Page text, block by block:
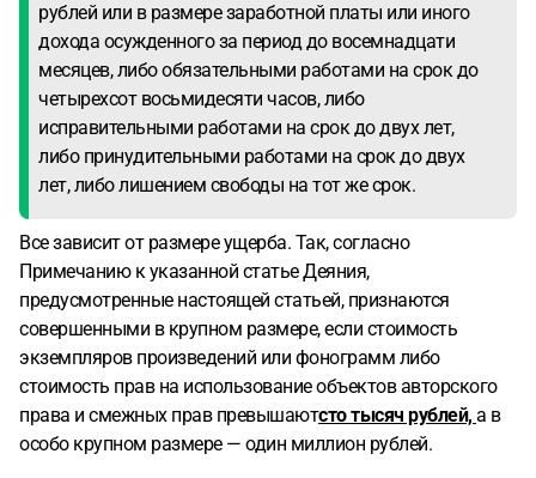
рублей или в размере заработной платы или иного
дохода осужденного за период до восемнадцати
месяцев, либо обязательными работами на срок до
четырехсот восьмидесяти часов, либо
исправительными работами на срок до двух лет,
либо принудительными работами на срок до двух
лет, либо лишением свободы на тот же срок.
Все зависит от размере ущерба. Так, согласно
Примечанию к указанной статье Деяния,
предусмотренные настоящей статьей, признаются
совершенными в крупном размере, если стоимость
экземпляров произведений или фонограмм либо
стоимость прав на использование объектов авторского
права и смежных прав превышаютсто тысяч рублей, а в
особо крупном размере — один миллион рублей.